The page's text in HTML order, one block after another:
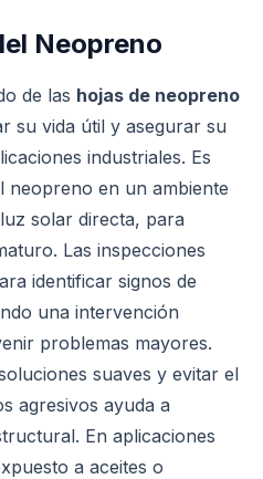
Neopreno
de las hojas de neopreno
su vida útil y asegurar su
industriales. Es
neopreno en un ambiente
solar directa, para
Las inspecciones
identificar signos de
una intervención
problemas mayores.
suaves y evitar el
agresivos ayuda a
En aplicaciones
a aceites o